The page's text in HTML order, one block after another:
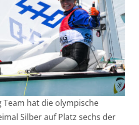
Team hat die olympische
Silber auf Platz sechs der